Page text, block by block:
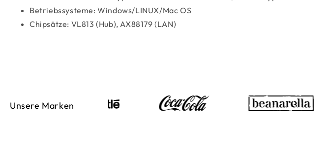
Betriebssysteme: Windows/LINUX/Mac OS
Chipsätze: VL813 (Hub), AX88179 (LAN)
Unsere Marken